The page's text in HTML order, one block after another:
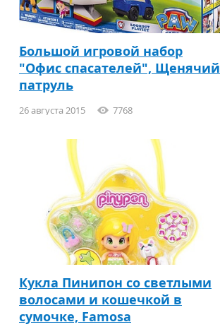
Большой игровой набор
"Офис спасателей", Щенячий
патруль
26 августа 2015 7768
Кукла Пинипон со светлыми
волосами и кошечкой в
сумочке, Famosa